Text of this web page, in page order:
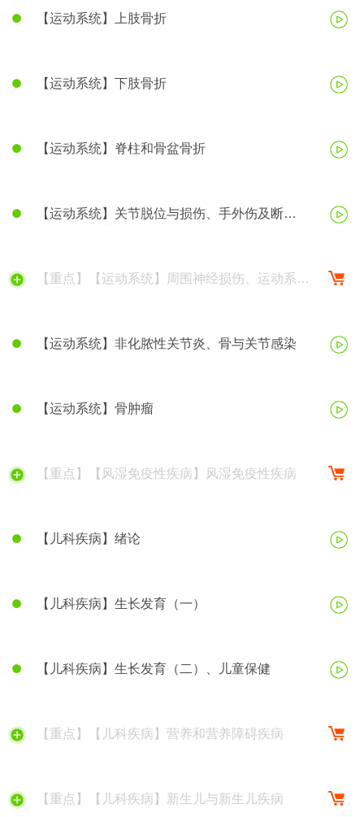
【运动系统】上肢骨折
【运动系统】下肢骨折
【运动系统】脊柱和骨盆骨折
【运动系统】关节脱位与损伤、手外伤及断
【重点】【运动系统】周围神经损伤、运动系统
【运动系统】非化脓性关节炎、骨与关节感染
【运动系统】骨肿瘤
【重点】【风湿免疫性疾病】风湿免疫性疾病
【儿科疾病】绪论
【儿科疾病】生长发育（一）
【儿科疾病】生长发育（二）、儿童保健
【重点】【儿科疾病】营养和营养障碍疾病
【重点】【儿科疾病】新生儿与新生儿疾病